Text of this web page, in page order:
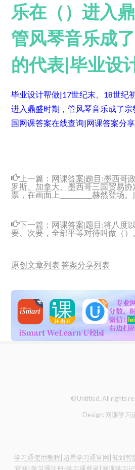
乐在（）进入
管风琴音乐成
的代表|毕业设
毕业设计帮做|17世纪末、18世纪
进入鼎盛时期，管风琴音乐成了
国网课答案在线查询|网课答案分享
上一篇： 网课答案|题目:墨西哥
罗斯、加拿大、墨西哥三国贸易
票，在画面上________赫然登场
下一篇： 网课答案|题目:将八度
要、次要，全部平等对待叫做（
原创文章列表 答案分享列表
© Untitled. All rights
Design: 网课学习
学习通使用教程| 超星学习通官网| 知到智
官网| 学习通注册-学习通登录| 网课学习记